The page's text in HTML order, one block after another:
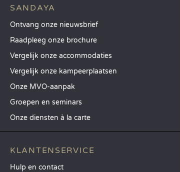
SANDAYA
Ontvang onze nieuwsbrief
Raadpleeg onze brochure
Vergelijk onze accommodaties
Vergelijk onze kampeerplaatsen
Onze MVO-aanpak
Groepen en seminars
Onze diensten à la carte
KLANTENSERVICE
Hulp en contact